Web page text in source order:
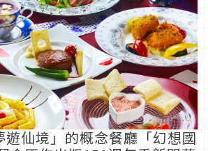
仙境」的概念餐廳「幻想國